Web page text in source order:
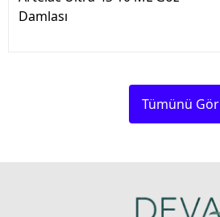
Damlası
Tümünü Gör